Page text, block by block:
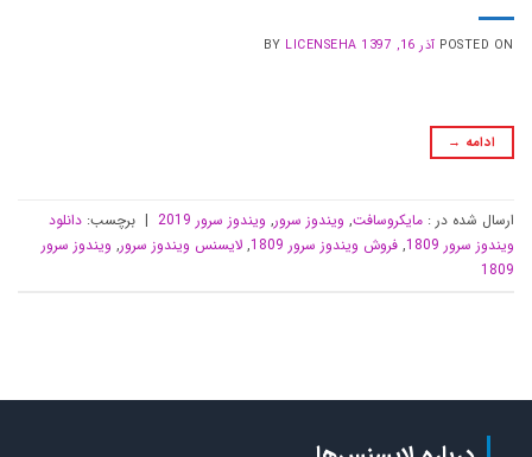
POSTED ON آذر 16, 1397 BY LICENSEHA
ادامه →
ارسال شده در : مایکروسافت, ویندوز سرور, ویندوز سرور 2019 | برچسب: دانلود
ویندوز سرور 1809
, فروش ویندوز سرور 1809 , لایسنس ویندوز سرور, ویندوز سرور
1809